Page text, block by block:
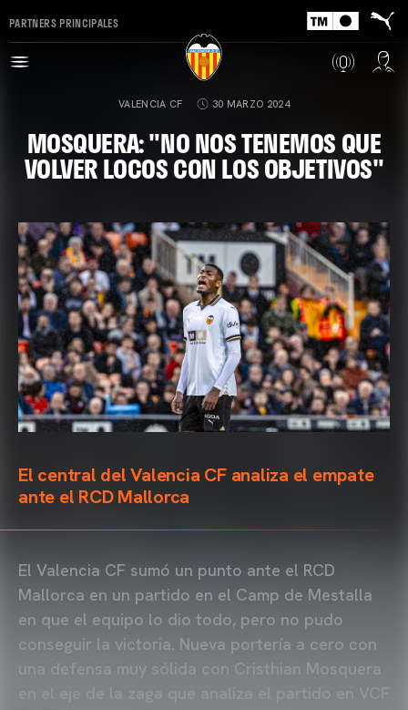
PARTNERS PRINCIPALES
VALENCIA CF 30 MARZO 2024
MOSQUERA: "NO NOS TENEMOS QUE
VOLVER LOCOS CON LOS OBJETIVOS"
El central del Valencia CF analiza el empate
ante el RCD Mallorca
El Valencia CF sumó un punto ante el RCD
Mallorca en un partido en el Camp de Mestalla
en que el equipo lo dio todo, pero no pudo
conseguir la victoria. Nueva portería a cero con
una defensa muy sólida con Cristhian Mosquera
en el eje de la zaga que analiza el partido en VCF